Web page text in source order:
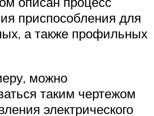
приспособления для
а также профильных
можно
таким чертежом
электрического